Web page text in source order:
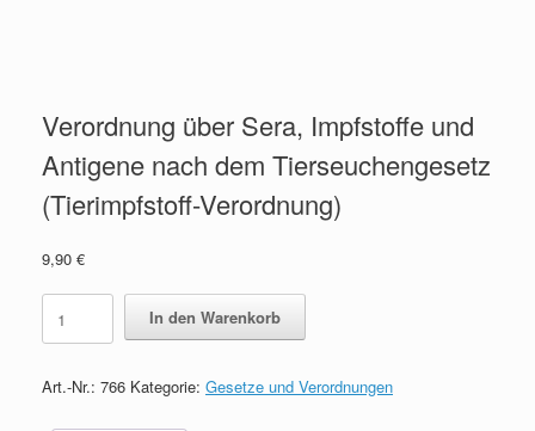
Verordnung über Sera, Impfstoffe und
Antigene nach dem Tierseuchengesetz
(Tierimpfstoff-Verordnung)
9,90 €
Verordnung
über
Sera,
und
In den Warenkorb
Art.-Nr.: 766 Kategorie: Gesetze und Verordnungen